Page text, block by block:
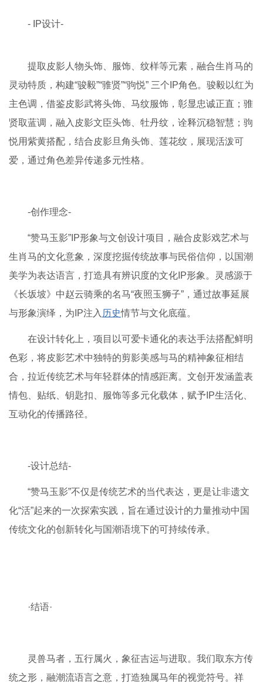
- IP设计-
提取皮影人物头饰、服饰、纹样等元素，融合生肖马的
灵动特质，构建“骏毅”“骓贤”“驹悦” 三个IP角色。骏毅以红为
主色调，借鉴皮影武将头饰、马纹服饰，彰显忠诚正直；骓
贤取蓝调，融入皮影文臣头饰、牡丹纹，诠释沉稳智慧；驹
悦用紫黄搭配，结合皮影旦角头饰、莲花纹，展现活泼可
爱，通过角色差异传递多元性格。
-创作理念-
“赞马玉影”IP形象与文创设计项目，融合皮影戏艺术与
生肖马的文化意象，深度挖掘传统故事与民俗信仰，以国潮
美学为表达语言，打造具有辨识度的文化IP形象。灵感源于
《长坂坡》中赵云骑乘的名马“夜照玉狮子”，通过故事延展
与形象演绎，为IP注入 历史情节与文化底蕴。
在设计转化上，项目以可爱卡通化的表达手法搭配鲜明
色彩，将皮影艺术中独特的剪影美感与马的精神象征相结
合，拉近传统艺术与年轻群体的情感距离。文创开发涵盖表
情包、贴纸、钥匙扣、服饰等多元化载体，赋予IP生活化、
互动化的传播路径。
-设计总结-
“赞马玉影”不仅是传统艺术的当代表达，更是让非遗文
化“活”起来的一次探索实践，旨在通过设计的力量推动中国
传统文化的创新转化与国潮语境下的可持续传承。
·结语·
灵兽马者，五行属火，象征吉运与进取。我们取东方传
统之形，融潮流语言之意，打造独属马年的视觉符号。祥